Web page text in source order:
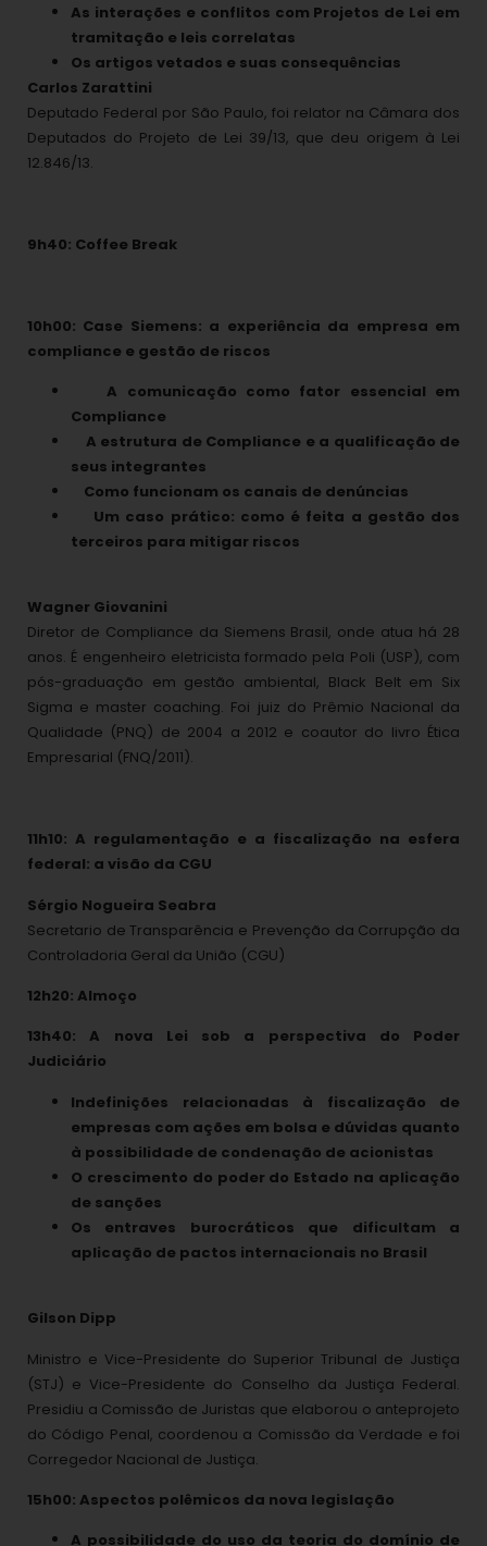
As interações e conflitos com Projetos de Lei em
tramitação e leis correlatas
Os artigos vetados e suas consequências
Carlos Zarattini
Deputado Federal por São Paulo, foi relator na Câmara dos
Deputados do Projeto de Lei 39/13, que deu origem à Lei
12.846/13.
9h40: Coffee Break
10h00: Case Siemens: a experiência da empresa em
compliance e gestão de riscos
A comunicação como fator essencial em
Compliance
A estrutura de Compliance e a qualificação de
seus integrantes
Como funcionam os canais de denúncias
Um caso prático: como é feita a gestão dos
terceiros para mitigar riscos
Wagner Giovanini
Diretor de Compliance da Siemens Brasil, onde atua há 28
anos. É engenheiro eletricista formado pela Poli (USP), com
pós-graduação em gestão ambiental, Black Belt em Six
Sigma e master coaching. Foi juiz do Prêmio Nacional da
Qualidade (PNQ) de 2004 a 2012 e coautor do livro Ética
Empresarial (FNQ/2011).
11h10: A regulamentação e a fiscalização na esfera
federal: a visão da CGU
Sérgio Nogueira Seabra
Secretario de Transparência e Prevenção da Corrupção da
Controladoria Geral da União (CGU)
12h20: Almoço
13h40: A nova Lei sob a perspectiva do Poder
Judiciário
Indefinições relacionadas à fiscalização de
empresas com ações em bolsa e dúvidas quanto
à possibilidade de condenação de acionistas
O crescimento do poder do Estado na aplicação
de sanções
Os entraves burocráticos que dificultam a
aplicação de pactos internacionais no Brasil
Gilson Dipp
Ministro e Vice-Presidente do Superior Tribunal de Justiça
(STJ) e Vice-Presidente do Conselho da Justiça Federal.
Presidiu a Comissão de Juristas que elaborou o anteprojeto
do Código Penal, coordenou a Comissão da Verdade e foi
Corregedor Nacional de Justiça.
15h00: Aspectos polêmicos da nova legislação
A possibilidade do uso da teoria do domínio de